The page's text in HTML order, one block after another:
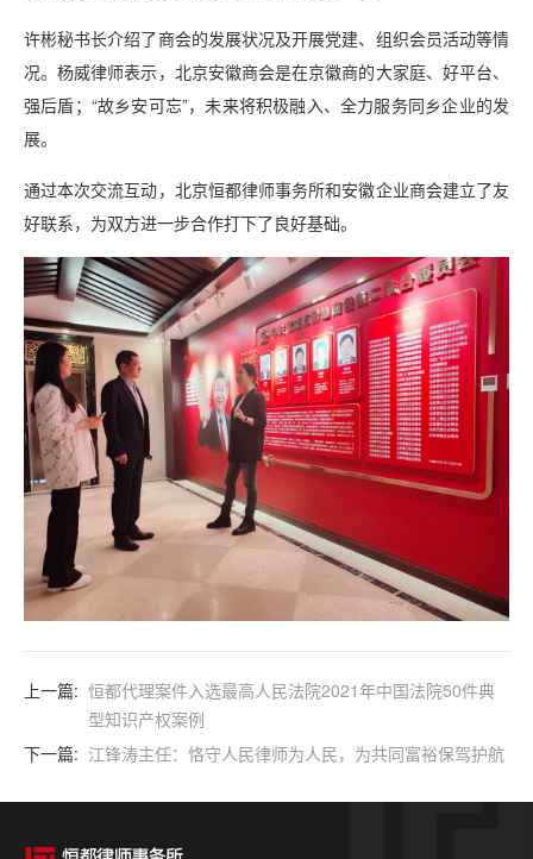
许彬秘书长介绍了商会的发展状况及开展党建、组织会员活动等情
况。杨威律师表示，北京安徽商会是在京徽商的大家庭、好平台、
强后盾；“故乡安可忘”，未来将积极融入、全力服务同乡企业的发
展。
通过本次交流互动，北京恒都律师事务所和安徽企业商会建立了友
好联系，为双方进一步合作打下了良好基础。
上一篇: 恒都代理案件入选最高人民法院2021年中国法院50件典
型知识产权案例
下一篇: 江锋涛主任：恪守人民律师为人民，为共同富裕保驾护航